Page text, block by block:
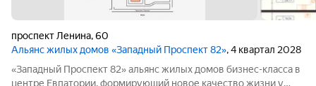
проспект Ленина,60
Альянс жилых домов «Западный Проспект 82», 4 квартал 2028
«Западный Проспект 82» альянс жилых домов бизнес-класса в
центре Евпатории, формирующий новое качество жизни у